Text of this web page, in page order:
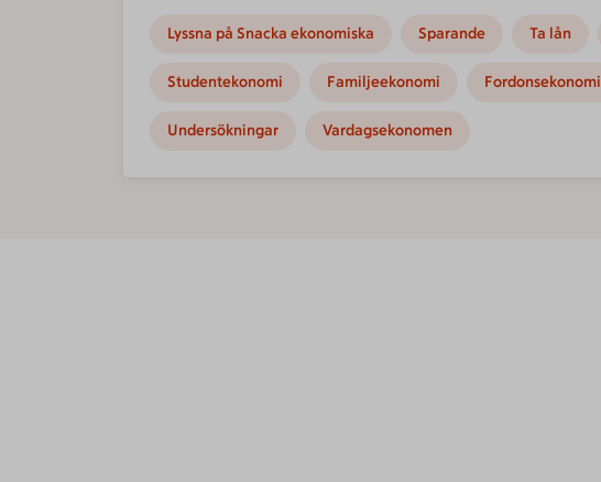
Lyssna på Snacka ekonomiska Sparande Ta lån
Studentekonomi Familjeekonomi Fordonsekonomi
Undersökningar Vardagsekonomen